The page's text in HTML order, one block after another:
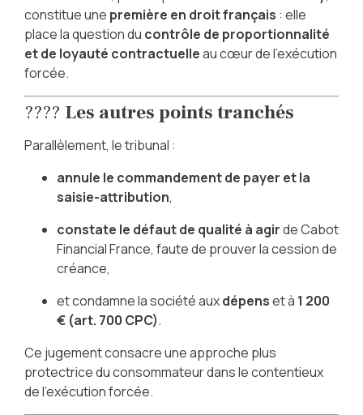
constitue une première en droit français : elle
place la question du contrôle de proportionnalité
et de loyauté contractuelleau cœur de l’exécution
forcée.
???? Les autres points tranchés
Parallèlement, le tribunal :
annule le commandement de payer et la
saisie-attribution,
constate le défaut de qualité à agirde Cabot
Financial France, faute de prouver la cession de
créance,
et condamne la société auxdépenset à 1 200
€ (art. 700 CPC).
Ce jugement consacre une approche plus
protectrice du consommateur dans le contentieux
de l’exécution forcée.